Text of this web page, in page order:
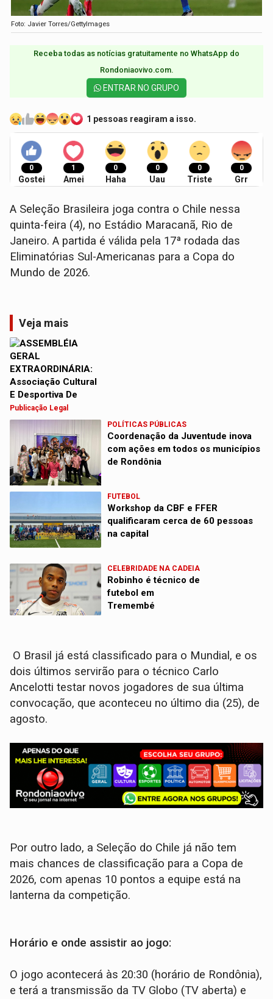
Foto: Javier Torres/GettyImages
Receba todas as notícias gratuitamente no WhatsApp do
Rondoniaovivo.com.​
ENTRAR NO GRUPO
1 pessoas reagiram a isso.
0
Gostei
1
Amei
0
Haha
0
Uau
0
Triste
0
Grr
A Seleção Brasileira joga contra o Chile nessa
quinta-feira (4), no Estádio Maracanã, Rio de
Janeiro. A partida é válida pela 17ª rodada das
Eliminatórias Sul-Americanas para a Copa do
Mundo de 2026.
Veja mais
Publicação Legal
POLÍTICAS PÚBLICAS
Coordenação da Juventude inova
com ações em todos os municípios
de Rondônia
FUTEBOL
Workshop da CBF e FFER
qualificaram cerca de 60 pessoas
na capital
CELEBRIDADE NA CADEIA
Robinho é técnico de
futebol em
Tremembé
O Brasil já está classificado para o Mundial, e os
dois últimos servirão para o técnico Carlo
Ancelotti testar novos jogadores de sua última
convocação, que aconteceu no último dia (25), de
agosto.
Por outro lado, a Seleção do Chile já não tem
mais chances de classificação para a Copa de
2026, com apenas 10 pontos a equipe está na
lanterna da competição.
Horário e onde assistir ao jogo:
O jogo acontecerá às 20:30 (horário de Rondônia),
e terá a transmissão da TV Globo (TV aberta) e